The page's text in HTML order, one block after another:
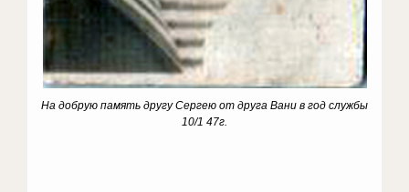
На добрую память другу Сергею от друга Вани в год службы
10/1 47г.